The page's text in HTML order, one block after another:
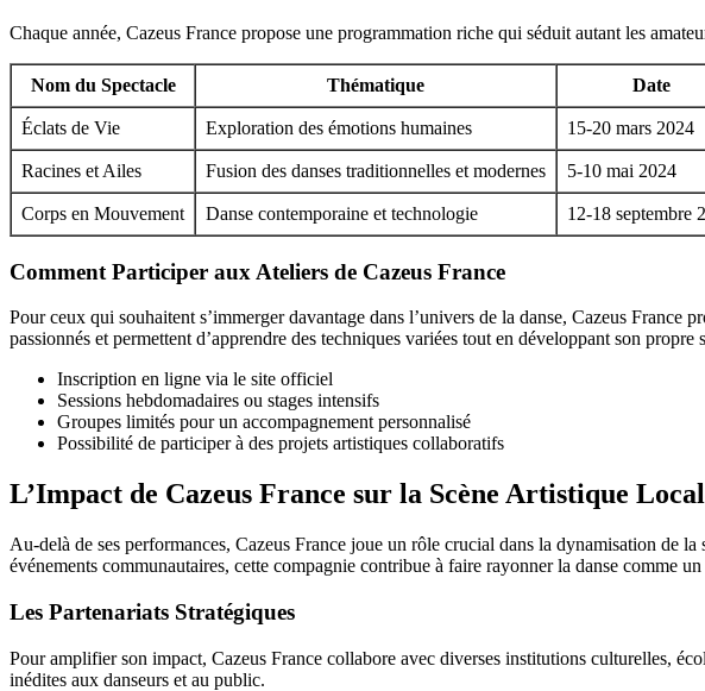
Chaque année, Cazeus France propose une programmation riche qui séduit autant les
Nom du Spectacle Thématique Date
Éclats de Vie Exploration des émotions humaines 15-20 mars 2024
Racines et Ailes Fusion des danses traditionnelles et modernes 5-10 mai 2024
Corps en Mouvement Danse contemporaine et technologie 12-18 septembre
Comment Participer aux Ateliers de Cazeus France
Pour ceux qui souhaitent s’immerger davantage dans l’univers de la danse, Cazeus France
passionnés et permettent d’apprendre des techniques variées tout en développant son propre
Inscription en ligne via le site officiel
Sessions hebdomadaires ou stages intensifs
Groupes limités pour un accompagnement personnalisé
Possibilité de participer à des projets artistiques collaboratifs
L’Impact de Cazeus France sur la Scène Artistique
Au-delà de ses performances, Cazeus France joue un rôle crucial dans la dynamisation de
événements communautaires, cette compagnie contribue à faire rayonner la danse comme
Les Partenariats Stratégiques
Pour amplifier son impact, Cazeus France collabore avec diverses institutions culturelles,
inédites aux danseurs et au public.